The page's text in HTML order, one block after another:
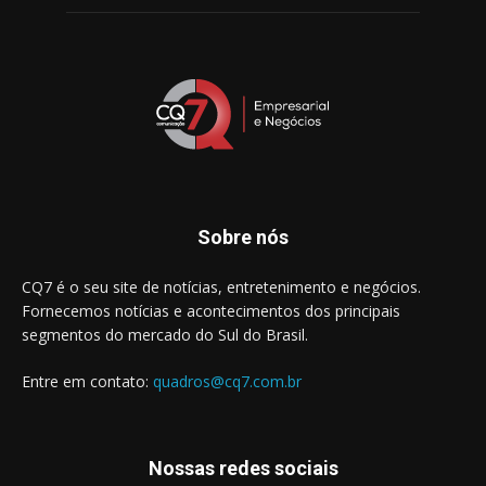
Sobre nós
CQ7 é o seu site de notícias, entretenimento e negócios.
Fornecemos notícias e acontecimentos dos principais
segmentos do mercado do Sul do Brasil.
Entre em contato: quadros@cq7.com.br
Nossas redes sociais